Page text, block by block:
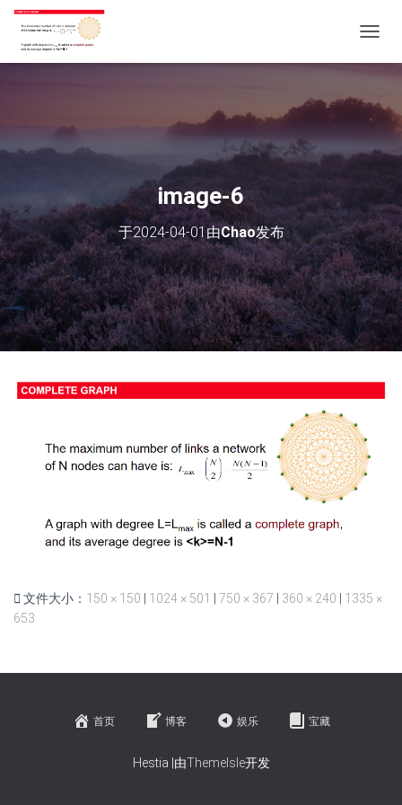
换
image-6
于2024-04-01 由Chao发布
文件大小： 150 × 150 1024 × 501 750 × 367 360 × 240
1335 ×
653
首页 博客 娱乐 宝藏
Hestia |由ThemeIsle开发